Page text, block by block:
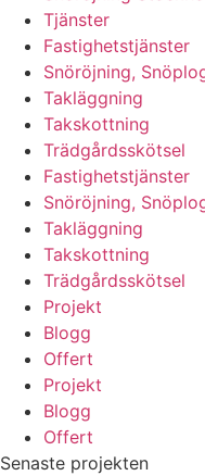
Tjänster
Fastighetstjänster
Snöröjning,
Takläggning
Takskottning
Trädgårdsskötsel
Fastighetstjänster
Snöröjning,
Takläggning
Takskottning
Trädgårdsskötsel
Projekt
Blogg
Offert
Projekt
Blogg
Offert
Senaste projekten